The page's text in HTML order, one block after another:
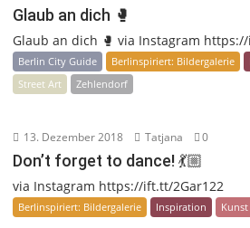
Glaub an dich 🥊
Glaub an dich 🥊 via Instagram
Berlin City Guide Berlinspiriert: Bildergalerie
Street Art
Zehlendorf
13. Dezember 2018 Tatjana 0
Don’t forget to dance! 💃🏼
via Instagram https://ift.tt/2Gar122
Berlinspiriert: Bildergalerie Inspiration Kunst